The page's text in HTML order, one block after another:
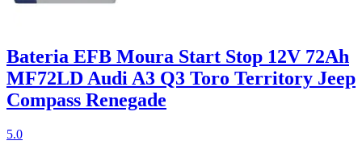
Bateria EFB Moura Start Stop 12V 72Ah
MF72LD Audi A3 Q3 Toro Territory Jeep
Compass Renegade
5.0